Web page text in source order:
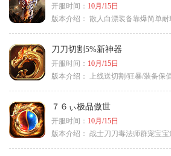
开服时间： 10月/15日
版本介绍： 散人白漂装备靠爆简单
刀刀切割5%新神器
开服时间： 10月/15日
版本介绍：
上线送切割/狂暴/装备保
７６ぃ极品傲世
开服时间： 10月/15日
版本介绍： 战士刀刀毒法师群宠宝宝